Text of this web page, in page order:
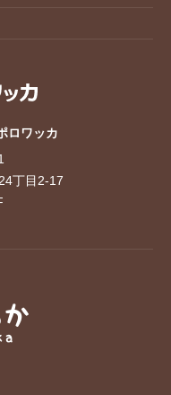
ロワッカ
丁目2-17